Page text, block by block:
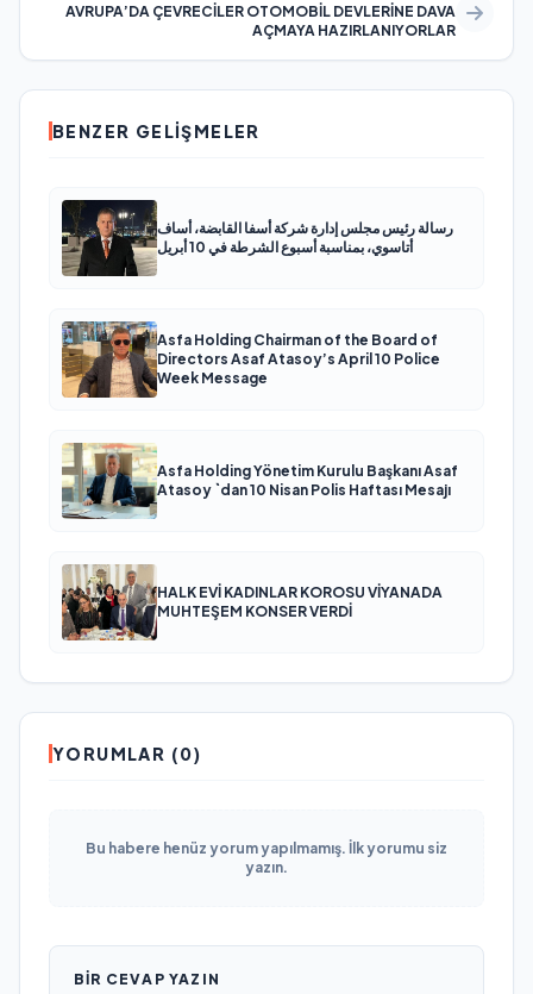
AVRUPA’DA ÇEVRECİLER OTOMOBİL DEVLERİNE DAVA
AÇMAYA HAZIRLANIYORLAR
BENZER GELIŞMELER
رسالة رئيس مجلس إدارة شركة أسفا القابضة، أساف
أتاسوي، بمناسبة أسبوع الشرطة في 10 أبريل
Asfa Holding Chairman of the Board of
Directors Asaf Atasoy’s April 10 Police
Week Message
Asfa Holding Yönetim Kurulu Başkanı Asaf
Atasoy `dan 10 Nisan Polis Haftası Mesajı
HALK EVİ KADINLAR KOROSU VİYANADA
MUHTEŞEM KONSER VERDİ
YORUMLAR (0)
Bu habere henüz yorum yapılmamış. İlk yorumu siz
yazın.
BIR CEVAP YAZIN